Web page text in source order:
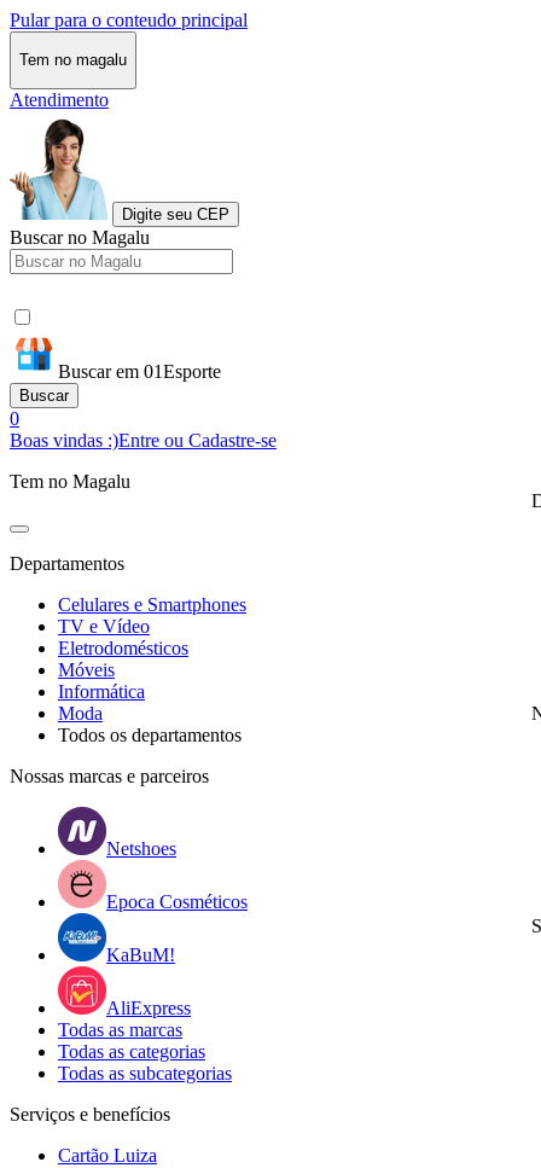
Pular para o conteudo principal
Tem no magalu
Atendimento
Digite seu CEP
Buscar no Magalu
Buscar em 01Esporte
Buscar
0
Boas vindas :)Entre ou Cadastre-se
Tem no Magalu
Departamentos
Celulares e Smartphones
TV e Vídeo
Eletrodomésticos
Móveis
Informática
Moda
Todos os departamentos
Nossas marcas e parceiros
Netshoes
Epoca Cosméticos
KaBuM!
AliExpress
Todas as marcas
Todas as categorias
Todas as subcategorias
Serviços e benefícios
Cartão Luiza